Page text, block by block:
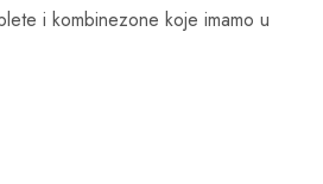
i kombinezone koje imamo u